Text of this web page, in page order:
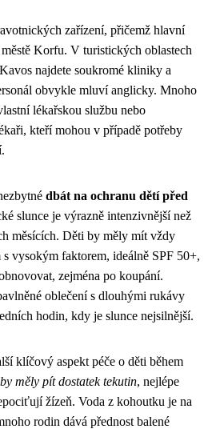
zařízení, přičemž hlavní
Korfu. V turistických oblastech
najdete soukromé kliniky a
obvykle mluví anglicky. Mnoho
lékařskou službu nebo
kteří mohou v případě potřeby
dbát na ochranu dětí před
slunce je výrazně intenzivnější než
měsících. Děti by měly mít vždy
vysokým faktorem, ideálně SPF 50+,
zejména po koupání.
oblečení s dlouhými rukávy
hodin, kdy je slunce nejsilnější.
klíčový aspekt péče o děti během
měly pít dostatek tekutin, nejlépe
žízeň. Voda z kohoutku je na
rodin dává přednost balené